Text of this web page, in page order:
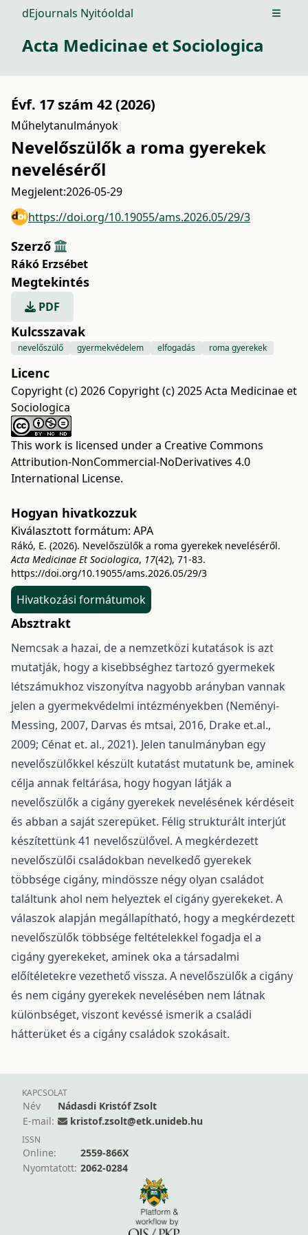
dEjournals Nyitóoldal Open
Acta Medicinae et Sociologica
Évf. 17 szám 42 (2026)
Műhelytanulmányok
Nevelőszülők a roma gyerekek
neveléséről
Megjelent:2026-05-29
https://doi.org/10.19055/ams.2026.05/29/3
Szerző
Rákó Erzsébet
Megtekintés
PDF
Kulcsszavak
nevelőszülő gyermekvédelem elfogadás roma gyerekek
Licenc
Copyright (c) 2026 Copyright (c) 2025 Acta Medicinae et
Sociologica
This work is licensed under a Creative Commons
Attribution-NonCommercial-NoDerivatives 4.0
International License.
Hogyan hivatkozzuk
Kiválasztott formátum: APA
Rákó, E. (2026). Nevelőszülők a roma gyerekek neveléséről.
Acta Medicinae Et Sociologica, 17(42), 71-83.
https://doi.org/10.19055/ams.2026.05/29/3
Hivatkozási formátumok
Absztrakt
Nemcsak a hazai, de a nemzetközi kutatások is azt
mutatják, hogy a kisebbséghez tartozó gyermekek
létszámukhoz viszonyítva nagyobb arányban vannak
jelen a gyermekvédelmi intézményekben (Neményi-
Messing, 2007, Darvas és mtsai, 2016, Drake et.al.,
2009; Cénat et. al., 2021). Jelen tanulmányban egy
nevelőszülőkkel készült kutatást mutatunk be, aminek
célja annak feltárása, hogy hogyan látják a
nevelőszülők a cigány gyerekek nevelésének kérdéseit
és abban a saját szerepüket. Félig strukturált interjút
készítettünk 41 nevelőszülővel. A megkérdezett
nevelőszülői családokban nevelkedő gyerekek
többsége cigány, mindössze négy olyan családot
találtunk ahol nem helyeztek el cigány gyerekeket. A
válaszok alapján megállapítható, hogy a megkérdezett
nevelőszülők többsége feltételekkel fogadja el a
cigány gyerekeket, aminek oka a társadalmi
előítéletekre vezethető vissza. A nevelőszülők a cigány
és nem cigány gyerekek nevelésében nem látnak
különbséget, viszont kevéssé ismerik a családi
hátterüket és a cigány családok szokásait.
KAPCSOLAT
Név
Nádasdi Kristóf Zsolt
E-mail:
kristof.zsolt@etk.unideb.hu
ISSN
Online:
2559-866X
Nyomtatott: 2062-0284